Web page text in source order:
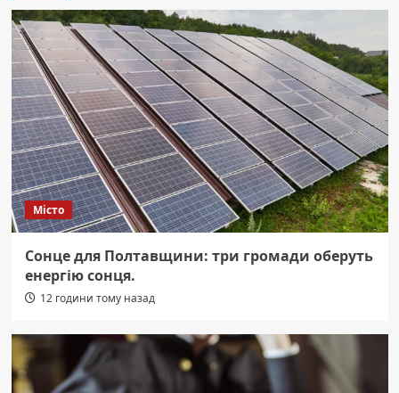
Місто
Сонце для Полтавщини: три громади оберуть
енергію сонця.
12 години тому назад